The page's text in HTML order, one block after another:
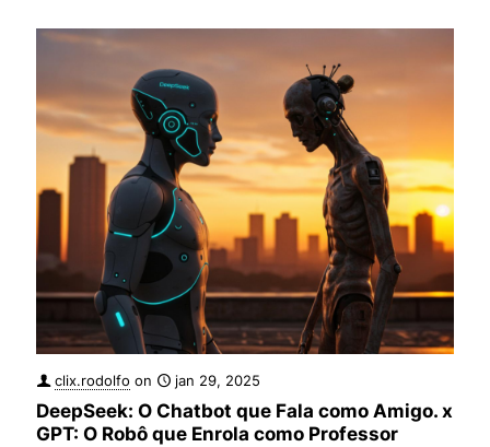
clix.rodolfo on jan 29, 2025
DeepSeek: O Chatbot que Fala como Amigo. x
GPT: O Robô que Enrola como Professor